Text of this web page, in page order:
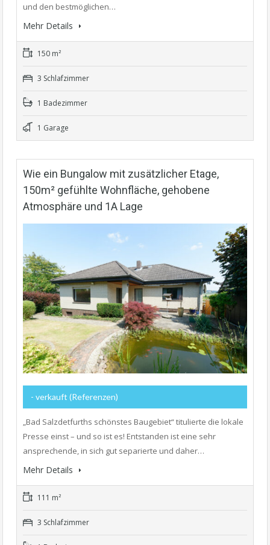
und den bestmöglichen…
Mehr Details
150 m²
3 Schlafzimmer
1 Badezimmer
1 Garage
Wie ein Bungalow mit zusätzlicher Etage,
150m² gefühlte Wohnfläche, gehobene
Atmosphäre und 1A Lage
- verkauft (Referenzen)
„Bad Salzdetfurths schönstes Baugebiet“ titulierte die lokale
Presse einst – und so ist es! Entstanden ist eine sehr
ansprechende, in sich gut separierte und daher…
Mehr Details
111 m²
3 Schlafzimmer